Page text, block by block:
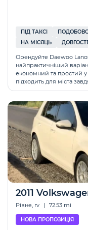
ПІД ТАКСІ
НА МІСЯЦЬ
Орендуйте Daewoo
найпрактичніший
економний та простий у
підходить для міста
2011
Рівне, rv | 72.53 mi
НОВА ПРОПОЗИЦІЯ